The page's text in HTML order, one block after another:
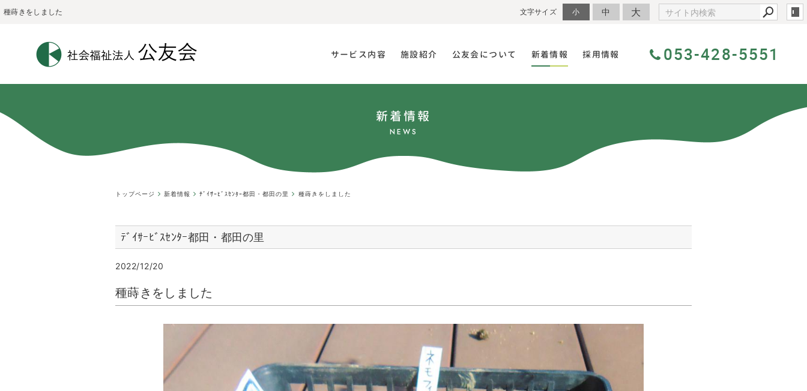
種蒔きをしました 文字サイズ 小 中 大
サービス内容 施設紹介 公友会について 新着情報 採用情報 053-428-5551
新着情報
NEWS
トップページ 新着情報 ﾃﾞｲｻｰﾋﾞｽｾﾝﾀｰ都田・都田の里 種蒔きをしました
ﾃﾞｲｻｰﾋﾞｽｾﾝﾀｰ都田・都田の里
2022/12/20
種蒔きをしました